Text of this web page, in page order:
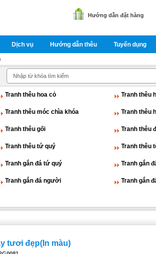
Hướng dẫn đặt hàng
Dịch vụ Hướng dẫn thêu Tuyển dụng
Tranh thêu hoa cỏ Tranh thêu
Tranh thêu móc chìa khóa Tranh thêu
Tranh thêu gối Tranh thêu
Tranh thêu tứ quý Tranh thêu
Tranh gắn đá tứ quý Tranh gắn
Tranh gắn đá người Tranh gắn
tươi đẹp(In màu)